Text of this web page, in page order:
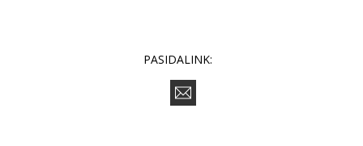
PASIDALINK: